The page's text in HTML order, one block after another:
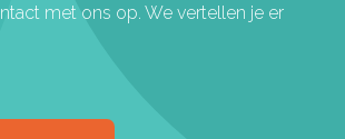
met ons op. We vertellen je er